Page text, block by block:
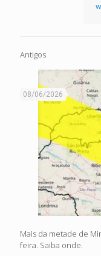
Antigos
08/06/2026
Mais da metade de
feira. Saiba onde.